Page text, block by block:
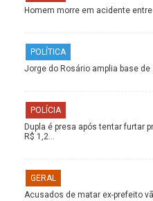
Homem morre em acidente
POLÍTICA
Jorge do Rosário amplia base de
POLÍCIA
Dupla é presa após tentar furtar
R$ 1,2…
GERAL
Acusados de matar ex-prefeito